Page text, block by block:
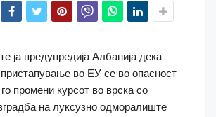
ја предупредија Албанија дека
пристапување во ЕУ се во опасност
промени курсот во врска со
на луксузно одморалиште